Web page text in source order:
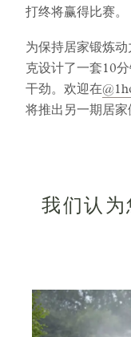
打终将赢得比赛。
为保持居家锻炼
克设计了一套10
干劲。欢迎在
将推出另一期居家
我们认